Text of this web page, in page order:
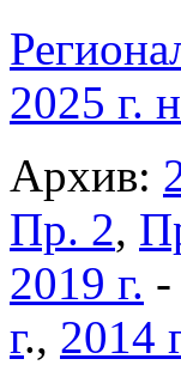
2025 г.
Архив:
Пр. 2,
2019 г. -
г., 2014 г